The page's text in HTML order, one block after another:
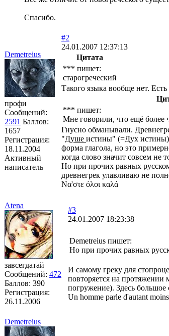
Спасибо.
Demetreius
профи
Сообщений:
2591 Баллов:
1657
Регистрация:
18.11.2004
Активный
написатель
#2
24.01.2007 12:37:13
Цитата
*** пишет:
старогреческий
Такого языка вообще нет. Есть
*** пишет:
Мне говорили, что ещё более
Гнусно обманывали.
"Душе истины" (=Дух истины),
форма глагола, но это
когда слово значит совсем не
Но при прочих равных
древнегрек улавливаю не
Να'στε όλοι καλά
Atena
завсегдатай
Сообщений: 472
Баллов: 390
Регистрация:
26.11.2006
#3
24.01.2007 18:23:38
Demetreius пишет:
Но при прочих равных
И самому греку для
повторяется на протяжении
погружение). Здесь большое
Un homme parle d'autant
Demetreius